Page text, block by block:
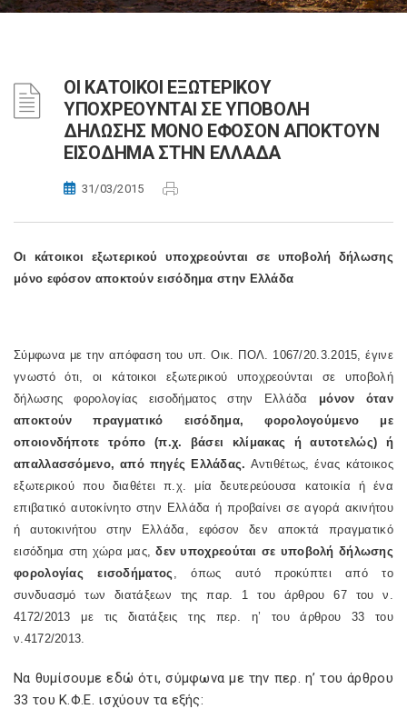
ΟΙ ΚΑΤΟΙΚΟΙ ΕΞΩΤΕΡΙΚΟΥ
ΥΠΟΧΡΕΟΥΝΤΑΙ ΣΕ ΥΠΟΒΟΛΗ
ΔΗΛΩΣΗΣ ΜΟΝΟ ΕΦΟΣΟΝ ΑΠΟΚΤΟΥΝ
ΕΙΣΟΔΗΜΑ ΣΤΗΝ ΕΛΛΑΔΑ
31/03/2015
Οι κάτοικοι εξωτερικού υποχρεούνται σε υποβολή δήλωσης
μόνο εφόσον αποκτούν εισόδημα στην Ελλάδα
Σύμφωνα με την απόφαση του υπ. Οικ. ΠΟΛ. 1067/20.3.2015, έγινε
γνωστό ότι, οι κάτοικοι εξωτερικού υποχρεούνται σε υποβολή
δήλωσης φορολογίας εισοδήματος στην Ελλάδα μόνον όταν
αποκτούν πραγματικό εισόδημα, φορολογούμενο με
οποιονδήποτε τρόπο (π.χ. βάσει κλίμακας ή αυτοτελώς) ή
απαλλασσόμενο, από πηγές Ελλάδας. Αντιθέτως, ένας κάτοικος
εξωτερικού που διαθέτει π.χ. μία δευτερεύουσα κατοικία ή ένα
επιβατικό αυτοκίνητο στην Ελλάδα ή προβαίνει σε αγορά ακινήτου
ή αυτοκινήτου στην Ελλάδα, εφόσον δεν αποκτά πραγματικό
εισόδημα στη χώρα μας,δεν υποχρεούται σε υποβολή δήλωσης
φορολογίας εισοδήματος , όπως αυτό προκύπτει από το
συνδυασμό των διατάξεων της παρ. 1 του άρθρου 67 του ν.
4172/2013 με τις διατάξεις της περ. η’ του άρθρου 33 του
ν.4172/2013.
Να θυμίσουμε εδώ ότι, σύμφωνα με την περ. η’ του άρθρου
33 του Κ.Φ.Ε. ισχύουν τα εξής: